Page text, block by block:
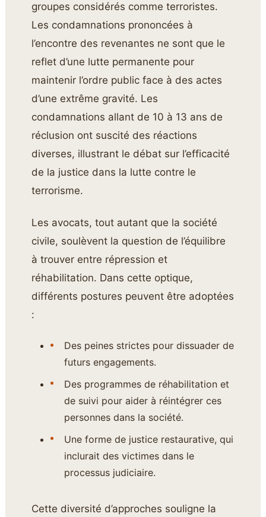
groupes considérés comme terroristes.
Les condamnations prononcées à
l’encontre des revenantes ne sont que le
reflet d’une lutte permanente pour
maintenir l’ordre public face à des actes
d’une extrême gravité. Les
condamnations allant de 10 à 13 ans de
réclusion ont suscité des réactions
diverses, illustrant le débat sur l’efficacité
de la justice dans la lutte contre le
terrorisme.
Les avocats, tout autant que la société
civile, soulèvent la question de l’équilibre
à trouver entre répression et
réhabilitation. Dans cette optique,
différents postures peuvent être adoptées
:
Des peines strictes pour dissuader de
futurs engagements.
Des programmes de réhabilitation et
de suivi pour aider à réintégrer ces
personnes dans la société.
Une forme de justice restaurative, qui
inclurait des victimes dans le
processus judiciaire.
Cette diversité d’approches souligne la